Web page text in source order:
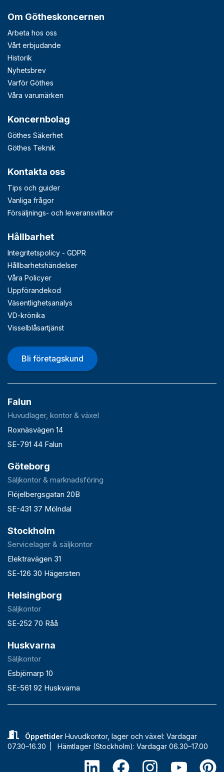
Om Götheskoncernen
Arbeta hos oss
Vårt erbjudande
Historik
Nyhetsbrev
Varför Göthes
Våra varumärken
Koncernbolag
Göthes Säkerhet
Göthes Teknik
Kontakta oss
Tips och guider
Vanliga frågor
Försäljnings- och leveransvillkor
Hållbarhet
Integritetspolicy - GDPR
Hållbarhetshändelser
Våra Policyer
Uppförandekod
Väsentlighetsanalys
VD-krönika
Visselblåsartjänst
Bli företagskund
Falun
Huvudlager, kontor & växel
Roxnäsvägen 14
SE-791 44 Falun
Göteborg
Säljkontor & marknadsföring
Flöjelbergsgatan 20B
SE-431 37 Mölndal
Stockholm
Servicelager & säljkontor
Elektravägen 31
SE-126 30 Hägersten
Helsingborg
Säljkontor
SE-252 70 Råå
Huskvarna
Säljkontor
Esbjörnarp 10
SE-561 92 Huskvarna
ÖppettiderHuvudkontor, lager och växel: Vardagar
07.30–16.30 | Hämtlager (Stockholm): Vardagar 06.30–17.00